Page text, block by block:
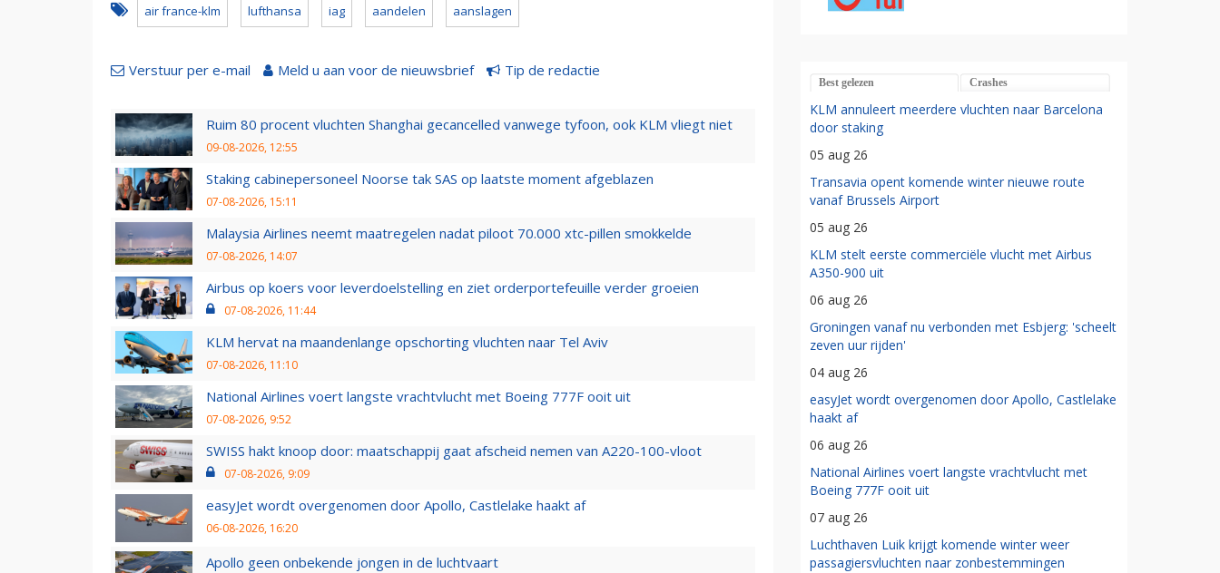
air france-klm lufthansa iag aandelen aanslagen
Verstuur per e-mail Meld u aan voor de nieuwsbrief Tip de redactie
Ruim 80 procent vluchten Shanghai gecancelled vanwege tyfoon, ook KLM vliegt niet
09-08-2026, 12:55
Staking cabinepersoneel Noorse tak SAS op laatste moment afgeblazen
07-08-2026, 15:11
Malaysia Airlines neemt maatregelen nadat piloot 70.000 xtc-pillen smokkelde
07-08-2026, 14:07
Airbus op koers voor leverdoelstelling en ziet orderportefeuille verder groeien
07-08-2026, 11:44
KLM hervat na maandenlange opschorting vluchten naar Tel Aviv
07-08-2026, 11:10
National Airlines voert langste vrachtvlucht met Boeing 777F ooit uit
07-08-2026, 9:52
SWISS hakt knoop door: maatschappij gaat afscheid nemen van A220-100-vloot
07-08-2026, 9:09
easyJet wordt overgenomen door Apollo, Castlelake haakt af
06-08-2026, 16:20
Apollo geen onbekende jongen in de luchtvaart
Best gelezen Crashes
KLM annuleert meerdere vluchten naar Barcelona
door staking
05 aug 26
Transavia opent komende winter nieuwe route
vanaf Brussels Airport
05 aug 26
KLM stelt eerste commerciële vlucht met Airbus
A350-900 uit
06 aug 26
Groningen vanaf nu verbonden met Esbjerg: 'scheelt
zeven uur rijden'
04 aug 26
easyJet wordt overgenomen door Apollo, Castlelake
haakt af
06 aug 26
National Airlines voert langste vrachtvlucht met
Boeing 777F ooit uit
07 aug 26
Luchthaven Luik krijgt komende winter weer
passagiersvluchten naar zonbestemmingen